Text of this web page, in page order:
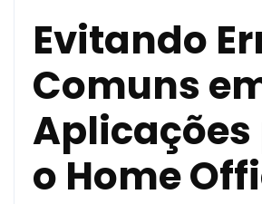
Evitando
Comuns
Aplicações
o Home